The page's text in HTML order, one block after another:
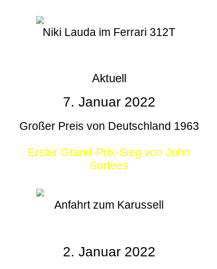
Niki Lauda im Ferrari 312T
Aktuell
7. Januar 2022
Großer Preis von Deutschland 1963
Erster Grand-Prix-Sieg von John
Surtees
Anfahrt zum Karussell
2. Januar 2022